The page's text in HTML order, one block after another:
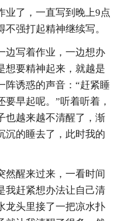
业了，一直写到晚上9点
强打起精神继续写。
边写着作业，一边想办
想要精神起来，就越是
阵诱惑的声音：“赶紧睡
早起呢。”听着听着，
也越来越不清醒了，渐
沉的睡去了，此时我的
然醒来过来，一看时间
我赶紧想办法让自己清
龙头里接了一把凉水扑